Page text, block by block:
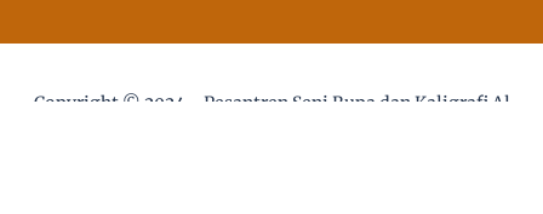
Copyright © 2024 - Pesantren Seni Rupa dan Kaligrafi Al